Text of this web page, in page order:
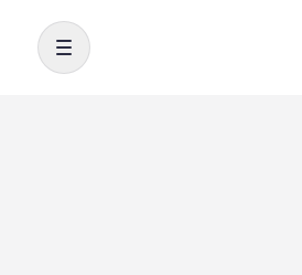
Toggle navigation